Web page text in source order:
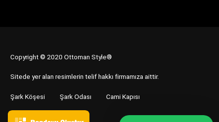
Copyright © 2020 Ottoman Style®
Sitede yer alan resimlerin telif hakkı firmamıza aittir.
Şark Köşesi Şark Odası Cami Kapısı